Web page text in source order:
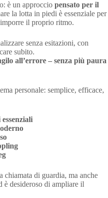
è un approccio pensato per il
la lotta in piedi è essenziale per
il proprio ritmo.
senza esitazioni, con
subito.
all’errore – senza più paura
personale: semplice, efficace,
chiamata di guardia, ma anche
è desideroso di ampliare il